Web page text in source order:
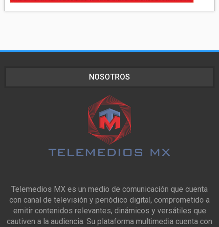
NOSOTROS
Telemedios MX es un medio de comunicación que cuenta
con canal de televisión y periódico digital, comprometido a
emitir contenidos relevantes, dinámicos y versátiles que
cautiven a la audiencia. Su plataforma multimedia cuenta con